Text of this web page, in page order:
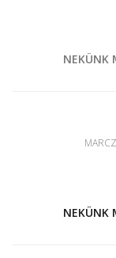
NEKÜNK
NEKÜNK